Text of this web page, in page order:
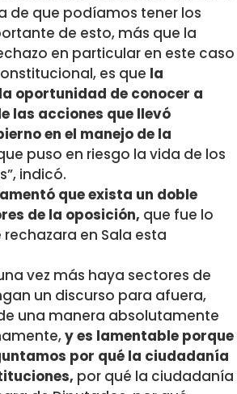
de que podíamos tener los
de esto, más que la
en particular en este caso
es que la
oportunidad de conocer a
las acciones que llevó
en el manejo de la
puso en riesgo la vida de los
indicó.
que exista un doble
de la oposición, que fue lo
en Sala esta
vez más haya sectores de
un discurso para afuera,
una manera absolutamente
y es lamentable porque
por qué la ciudadanía
por qué la ciudadanía